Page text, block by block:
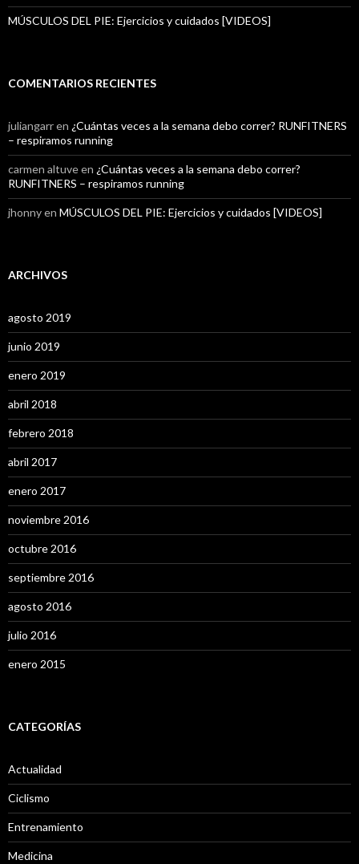
MÚSCULOS DEL PIE: Ejercicios y cuidados [VIDEOS]
COMENTARIOS RECIENTES
juliangarren ¿Cuántas veces a la semana debo correr? RUNFITNERS
– respiramos running
carmen altuveen ¿Cuántas veces a la semana debo correr?
RUNFITNERS – respiramos running
jhonnyen MÚSCULOS DEL PIE: Ejercicios y cuidados [VIDEOS]
ARCHIVOS
agosto 2019
junio 2019
enero 2019
abril 2018
febrero 2018
abril 2017
enero 2017
noviembre 2016
octubre 2016
septiembre 2016
agosto 2016
julio 2016
enero 2015
CATEGORÍAS
Actualidad
Ciclismo
Entrenamiento
Medicina